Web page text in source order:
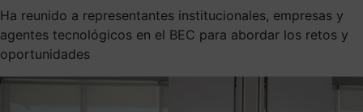
Ha reunido a representantes institucionales, empresas y
agentes tecnológicos en el BEC para abordar los retos y
oportunidades